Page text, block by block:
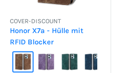
COVER-DISCOUNT
Honor X7a - Hülle mit
RFID Blocker